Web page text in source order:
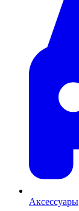
Аксессуары